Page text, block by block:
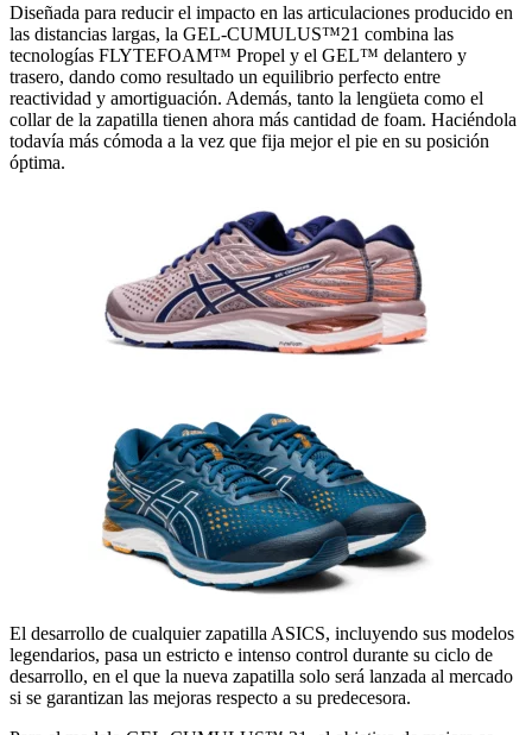
Diseñada para reducir el impacto en las articulaciones producido en
las distancias largas, la GEL-CUMULUS™21 combina las
tecnologías FLYTEFOAM™ Propel y el GEL™ delantero y
trasero, dando como resultado un equilibrio perfecto entre
reactividad y amortiguación. Además, tanto la lengüeta como el
collar de la zapatilla tienen ahora más cantidad de foam. Haciéndola
todavía más cómoda a la vez que fija mejor el pie en su posición
óptima.
El desarrollo de cualquier zapatilla ASICS, incluyendo sus modelos
legendarios, pasa un estricto e intenso control durante su ciclo de
desarrollo, en el que la nueva zapatilla solo será lanzada al mercado
si se garantizan las mejoras respecto a su predecesora.